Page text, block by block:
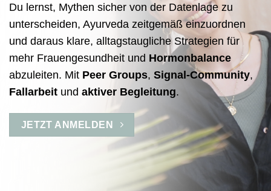
Du lernst, Mythen sicher von der Datenlage zu
unterscheiden, Ayurveda zeitgemäß einzuordnen
und daraus klare, alltagstaugliche Strategien für
mehr Frauengesundheit und Hormonbalance
abzuleiten. Mit Peer Groups, Signal-Community,
Fallarbeit und aktiver Begleitung.
JETZT ANMELDEN